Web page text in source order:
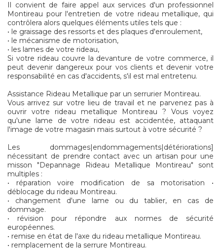
Il convient de faire appel aux services d'un professionnel
Montireau pour l'entretien de votre rideau metallique, qui
contrôlera alors quelques éléments utiles tels que :
• le graissage des ressorts et des plaques d'enroulement,
• le mécanisme de motorisation,
• les lames de votre rideau,
Si votre rideau couvre la devanture de votre commerce, il
peut devenir dangereux pour vos clients et devenir votre
responsabilité en cas d'accidents, s'il est mal entretenu.
Assistance Rideau Metallique par un serrurier Montireau.
Vous arrivez sur votre lieu de travail et ne parvenez pas à
ouvrir votre rideau metallique Montireau ? Vous voyez
qu'une lame de votre rideau est accidentée, attaquant
l'image de votre magasin mais surtout à votre sécurité ?
Les dommages|endommagements|détériorations]
nécessitant de prendre contact avec un artisan pour une
misson "Depannage Rideau Metallique Montireau" sont
multiples :
• réparation voire modification de sa motorisation •
déblocage du rideau Montireau.
• changement d'une lame ou du tablier, en cas de
dommage.
• révision pour répondre aux normes de sécurité
européennes.
• remise en état de l'axe du rideau metallique Montireau.
• remplacement de la serrure Montireau.